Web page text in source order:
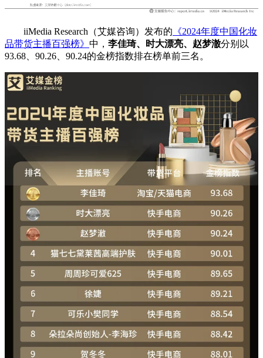
iiMedia Research（艾媒咨询）发布的 《2024年度中国化妆
品带货主播百强榜》 中， 李佳琦、时大漂亮、赵梦澈分别以
93.68、90.26、90.24的金榜指数排在榜单前三名。